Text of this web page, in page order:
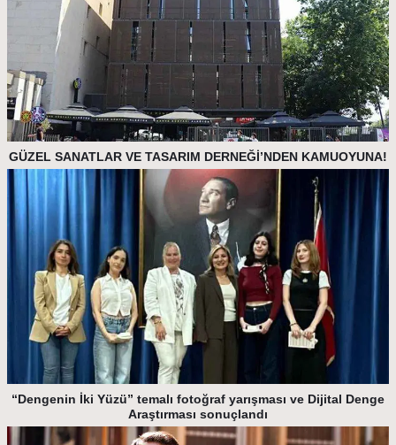
GÜZEL SANATLAR VE TASARIM DERNEĞİ’NDEN KAMUOYUNA!
“Dengenin İki Yüzü” temalı fotoğraf yarışması ve Dijital Denge
Araştırması sonuçlandı